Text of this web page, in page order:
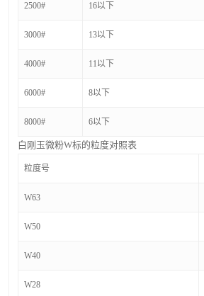
2500# 16以下
3000# 13以下
4000# 11以下
6000# 8以下
8000# 6以下
白刚玉微粉W标的粒度对照表
粒度号
W63
W50
W40
W28